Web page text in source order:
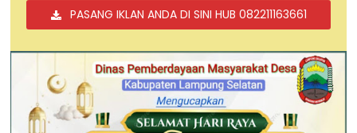
PASANG IKLAN ANDA DI SINI HUB 082211163661